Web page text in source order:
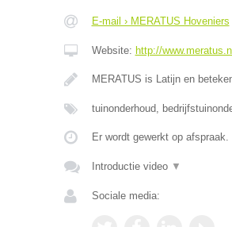
E-mail › MERATUS Hoveniers
Website: http://www.meratus.nl
MERATUS is Latijn en
tuinonderhoud,
Er wordt gewerkt op afspraak.
Introductie video ▼
Sociale media: